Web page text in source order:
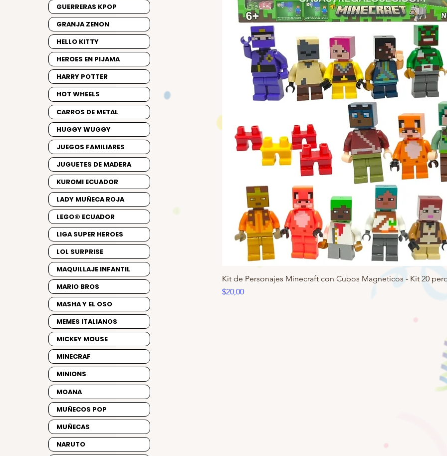
Kit de Personajes Minecraft con Cubos Magneticos - Kit 20
Precio
$20,00
GUERRERAS KPOP
GRANJA ZENON
HELLO KITTY
HEROES EN PIJAMA
HARRY POTTER
HOT WHEELS
CARROS DE METAL
HUGGY WUGGY
JUEGOS FAMILIARES
JUGUETES DE MADERA
KUROMI ECUADOR
LADY MUÑECA ROJA
LEGO® ECUADOR
LIGA SUPER HEROES
LOL SURPRISE
MAQUILLAJE INFANTIL
MARIO BROS
MASHA Y EL OSO
MEMES ITALIANOS
MICKEY MOUSE
MINECRAF
MINIONS
MOANA
MUÑECOS POP
MUÑECAS
NARUTO